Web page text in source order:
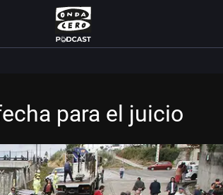
para el juicio